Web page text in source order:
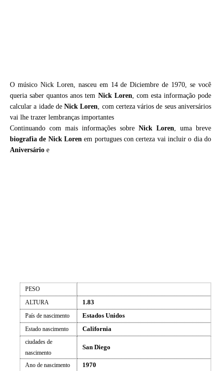
O músico Nick Loren, nasceu em 14 de Diciembre de 1970, se você
queria saber quantos anos tem Nick Loren, com esta informação pode
calcular a idade deNick Loren, com certeza vários de seus aniversários
vai lhe trazer lembranças importantes
Continuando com mais informações sobre Nick Loren, uma breve
biografia de Nick Loren em portugues con certeza vai incluir o dia do
Aniversário e
PESO
ALTURA
1.83
País de nascimento Estados Unidos
Estado nascimento California
ciudades de
nascimento
San Diego
Ano de nascimento 1970